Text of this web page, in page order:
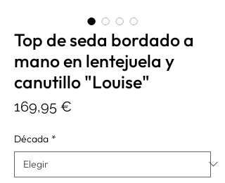
Top de seda bordado a
mano en lentejuela y
canutillo "Louise"
169,95 €
Década *